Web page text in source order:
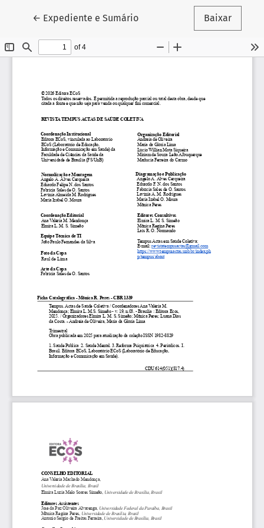
← Voltar aos Detalhes do Artigo
Expediente e Sumário Baixar